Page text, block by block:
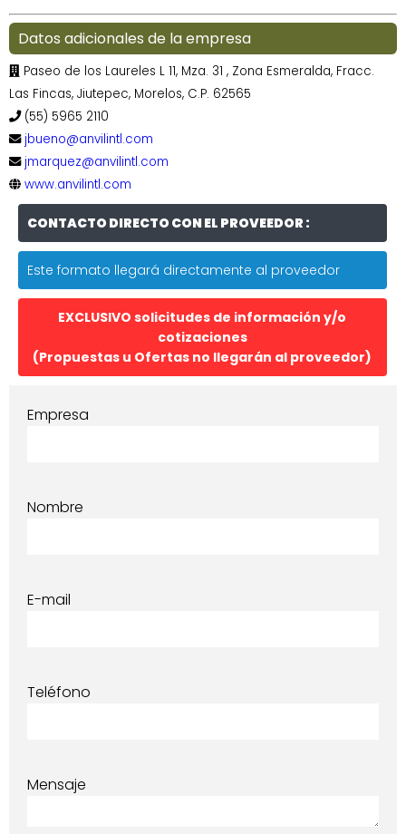
Datos adicionales de la empresa
Paseo de los Laureles L 11, Mza. 31 , Zona Esmeralda, Fracc.
Las Fincas, Jiutepec, Morelos, C.P. 62565
(55) 5965 2110
jbueno@anvilintl.com
jmarquez@anvilintl.com
www.anvilintl.com
CONTACTO DIRECTO CON EL PROVEEDOR :
Este formato llegará directamente al proveedor
EXCLUSIVO solicitudes de información y/o
cotizaciones
(Propuestas u Ofertas no llegarán al proveedor)
Empresa
Nombre
E-mail
Teléfono
Mensaje